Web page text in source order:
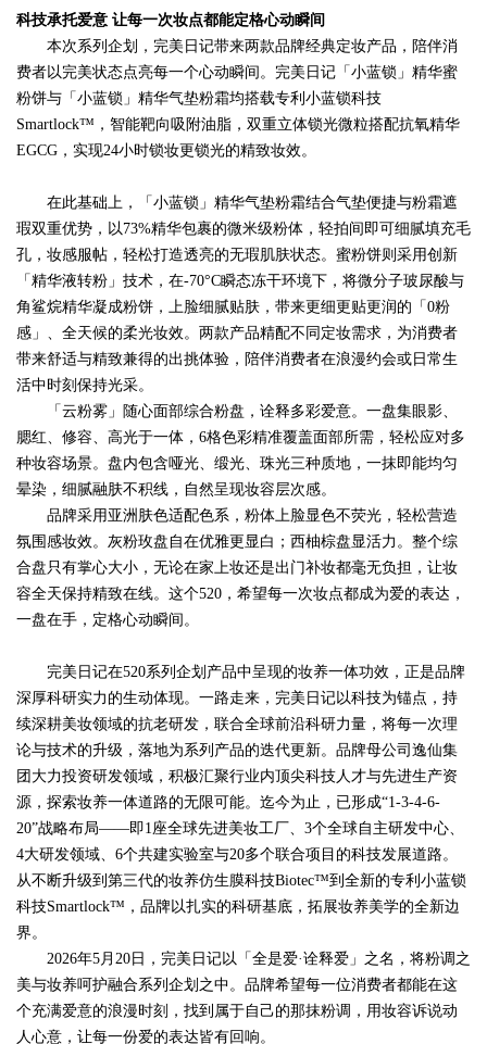
科技承托爱意 让每一次妆点都能定格心动瞬间
本次系列企划，完美日记带来两款品牌经典定妆产品，陪伴消
费者以完美状态点亮每一个心动瞬间。完美日记「小蓝锁」精华蜜
粉饼与「小蓝锁」精华气垫粉霜均搭载专利小蓝锁科技
Smartlock™ ，智能靶向吸附油脂，双重立体锁光微粒搭配抗氧精华
EGCG，实现24小时锁妆更锁光的精致妆效。
在此基础上， 「小蓝锁 」 精华气垫粉霜结合气垫便捷与粉霜遮
瑕双重优势，以 73%精华包裹的微米级粉体， 轻拍间即可细腻填充毛
孔，妆感服帖，轻松打造透亮的无瑕肌肤状态。蜜粉饼则采用创新
「精华液转粉」技术，在-70°C瞬态冻干环境下，将微分子玻尿酸与
角鲨烷精华凝成粉饼，上脸细腻贴肤，带来更细更贴更润的「0粉
感」、全天候的柔光妆效。两款产品精配不同定妆需求， 为消费者
带来舒适与精致兼得的出挑体验 ， 陪伴消费者在浪漫约会或日常生
活中时刻保持光采。
「云粉雾」随心面部综合粉盘 ，诠释多彩爱意。一盘集眼影、
腮红、修容、高光于一体， 6格色彩精准覆盖面部所需，轻松应对多
种妆容场景。盘内包含哑光、缎光、珠光三种质地，一抹即能均匀
晕染，细腻融肤不积线，自然呈现妆容层次感。
品牌采用亚洲肤色适配色系，粉体上脸显色不荧光，轻松营造
氛围感妆效。灰粉玫盘自在优雅更显白；西柚棕盘显活力。整个综
合盘只有掌心大小，无论在家上妆还是出门补妆都毫无负担，让妆
容全天保持精致在线。这个520，希望每一次妆点都成为爱的表达，
一盘在手，定格心动瞬间。
完美日记在520系列 企划 产品中呈现的妆养一体功效 ，正是品牌
深厚科研实力的生动体现。 一路走来，完美日记以科技为锚点，持
续深耕美妆领域的抗老研发，联合全球前沿科研力量，将每一次理
论与技术的升级，落地为系列产品的迭代更新。品牌母公司逸仙集
团大力投资研发领域，积极汇聚行业内顶尖科技人才与先进生产资
源，探索妆养一体道路的无限可能。迄今为止，已形成“1-3-4-6-
20”战略布局——即1座全球先进美妆工厂、3个全球自主研发中心、
4大研发领域、6个共建实验室与20多个联合项目的科技发展道路。
从不断升级到第三代的妆养仿生膜科技Biotec™到全新的专利小蓝锁
科技Smartlock™，品牌以扎实的科研基底，拓展妆养美学的全新边
界。
2026年5月20日，完美日记以「全是爱·诠释爱」之名，将粉调之
美与妆养呵护融合系列企划之中。品牌希望每一位消费者都能在这
个充满爱意的浪漫时刻，找到属于自己的那抹粉调，用妆容诉说动
人心意，让每一份爱的表达皆有回响。